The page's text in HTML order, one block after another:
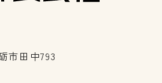
市田中793